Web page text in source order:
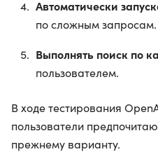
Автоматически
по сложным запросам.
Выполнять поиск по
пользователем.
В ходе тестирования
пользователи
прежнему варианту.